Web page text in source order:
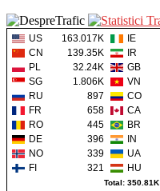
US 163.017K IE
CN
139.35K IR
PL
32.24K GB
SG
1.806K VN
RU
897 CO
FR
658 CA
RO
445 BR
DE
396 IN
NO
339 UA
FI
321 HU
Total: 350.81K